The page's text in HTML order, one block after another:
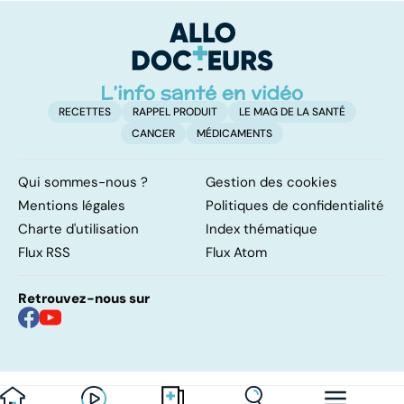
RECETTES RAPPEL PRODUIT
LE MAG DE LA SANTÉ
CANCER
MÉDICAMENTS
Qui sommes-nous ?
Gestion des cookies
Mentions légales
Politiques de confidentialité
Charte d'utilisation
Index thématique
Flux RSS
Flux Atom
Retrouvez-nous sur